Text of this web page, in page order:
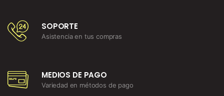
SOPORTE
Asistencia en tus compras
MEDIOS DE PAGO
Variedad en métodos de pago